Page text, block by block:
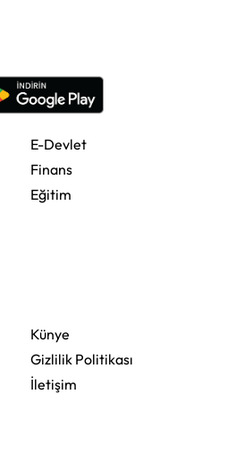
E-Devlet
Finans
Eğitim
Künye
Gizlilik Politikası
İletişim